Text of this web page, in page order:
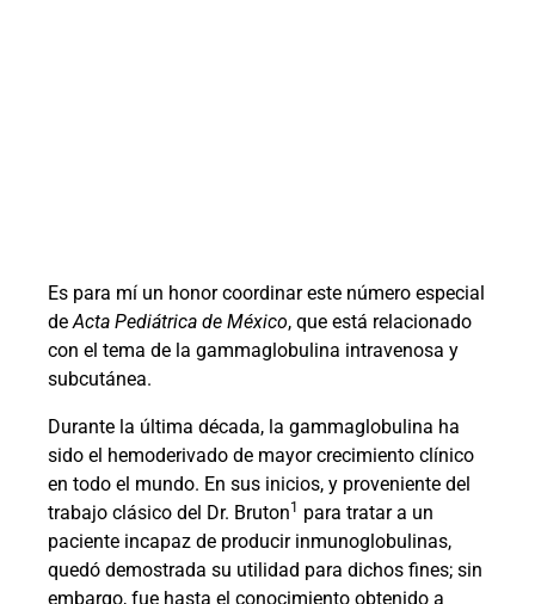
Es para mí un honor coordinar este número especial
deActa Pediátrica de México, que está relacionado
con el tema de la gammaglobulina intravenosa y
subcutánea.
Durante la última década, la gammaglobulina ha
sido el hemoderivado de mayor crecimiento clínico
en todo el mundo. En sus inicios, y proveniente del
trabajo clásico del Dr. Bruton1 para tratar a un
paciente incapaz de producir inmunoglobulinas,
quedó demostrada su utilidad para dichos fines; sin
embargo, fue hasta el conocimiento obtenido a